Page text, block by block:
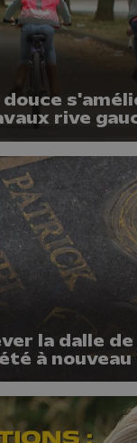
rive
la dalle
à nouveau
sont en